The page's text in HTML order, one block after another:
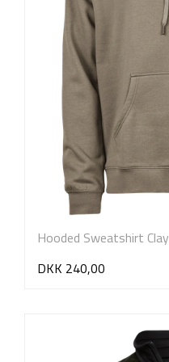
Hooded Sweatshirt Clay
DKK 240,00